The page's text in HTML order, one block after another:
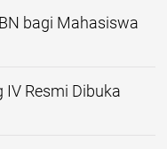
bagi Mahasiswa
IV Resmi Dibuka